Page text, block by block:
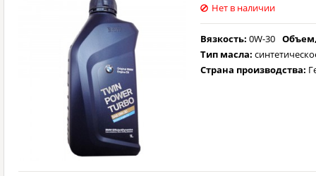
Нет в наличии
Вязкость: 0W-30
Тип масла:
Страна производства: